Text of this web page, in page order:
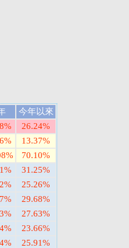
今年以來
26.24%
13.37%
70.10%
31.25%
25.26%
29.68%
27.63%
23.66%
25.91%